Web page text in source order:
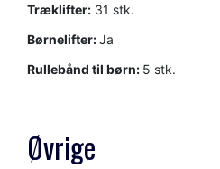
Træklifter: 31 stk.
Børnelifter:Ja
Rullebånd til børn: 5 stk.
Øvrige